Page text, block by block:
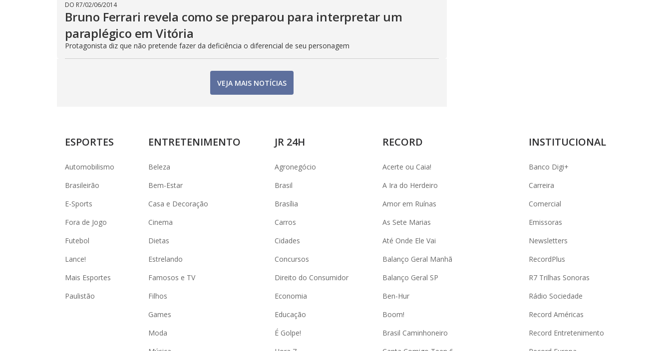
DO R7/02/06/2014
Bruno Ferrari revela como se preparou para interpretar um
paraplégico em Vitória
Protagonista diz que não pretende fazer da deficiência o diferencial de seu personagem
VEJA MAIS NOTÍCIAS
ESPORTES
Automobilismo
Brasileirão
E-Sports
Fora de Jogo
Futebol
Lance!
Mais Esportes
Paulistão
ENTRETENIMENTO
Beleza
Bem-Estar
Casa e Decoração
Cinema
Dietas
Estrelando
Famosos e TV
Filhos
Games
Moda
JR 24H
Agronegócio
Brasil
Brasília
Carros
Cidades
Concursos
Direito do Consumidor
Economia
Educação
É Golpe!
RECORD
Acerte ou Caia!
A Ira do Herdeiro
Amor em Ruínas
As Sete Marias
Até Onde Ele Vai
Balanço Geral Manhã
Balanço Geral SP
Ben-Hur
Boom!
Brasil Caminhoneiro
INSTITUCIONAL
Banco Digi+
Carreira
Comercial
Emissoras
Newsletters
RecordPlus
R7 Trilhas Sonoras
Rádio Sociedade
Record Américas
Record Entretenimento